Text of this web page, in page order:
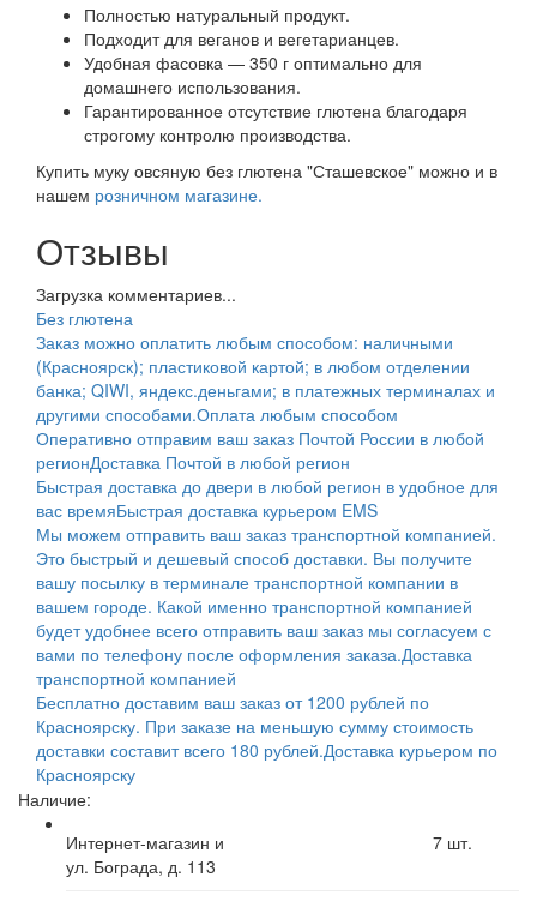
Полностью натуральный продукт.
Подходит для веганов и вегетарианцев.
Удобная фасовка — 350 г оптимально для
домашнего использования.
Гарантированное отсутствие глютена благодаря
строгому контролю производства.
Купить муку овсяную без глютена "Сташевское" можно и в
нашем розничном магазине.
Отзывы
Загрузка комментариев...
Без глютена
Заказ можно оплатить любым способом: наличными
(Красноярск); пластиковой картой; в любом отделении
банка; QIWI, яндекс.деньгами; в платежных терминалах и
другими способами.Оплата любым способом
Оперативно отправим ваш заказ Почтой России в любой
регионДоставка Почтой в любой регион
Быстрая доставка до двери в любой регион в удобное для
вас времяБыстрая доставка курьером EMS
Мы можем отправить ваш заказ транспортной компанией.
Это быстрый и дешевый способ доставки. Вы получите
вашу посылку в терминале транспортной компании в
вашем городе. Какой именно транспортной компанией
будет удобнее всего отправить ваш заказ мы согласуем с
вами по телефону после оформления заказа.Доставка
транспортной компанией
Бесплатно доставим ваш заказ от 1200 рублей по
Красноярску. При заказе на меньшую сумму стоимость
доставки составит всего 180 рублей.Доставка курьером по
Красноярску
Наличие:
Интернет-магазин и
ул. Бограда, д. 113
7 шт.